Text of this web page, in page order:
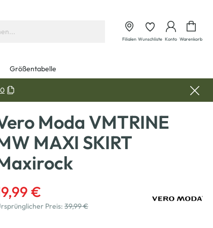
Filialen Wunschliste Konto Warenkorb
Größentabelle
Moda VMTRINE
MAXI SKIRT
€
Preis: 39,99 €